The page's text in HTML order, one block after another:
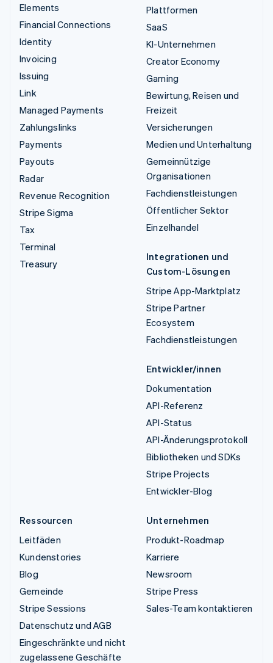
Elements
Financial Connections
Identity
Invoicing
Issuing
Link
Managed Payments
Zahlungslinks
Payments
Payouts
Radar
Revenue Recognition
Stripe Sigma
Tax
Terminal
Treasury
Plattformen
SaaS
KI-Unternehmen
Creator Economy
Gaming
Bewirtung, Reisen und
Freizeit
Versicherungen
Medien und Unterhaltung
Gemeinnützige
Organisationen
Fachdienstleistungen
Öffentlicher Sektor
Einzelhandel
Integrationen und
Custom-Lösungen
Stripe App-Marktplatz
Stripe Partner
Ecosystem
Fachdienstleistungen
Entwickler/innen
Dokumentation
API-Referenz
API-Status
API-Änderungsprotokoll
Bibliotheken und SDKs
Stripe Projects
Entwickler-Blog
Ressourcen
Leitfäden
Kundenstories
Blog
Gemeinde
Stripe Sessions
Datenschutz und AGB
Eingeschränkte und nicht
zugelassene Geschäfte
Unternehmen
Produkt-Roadmap
Karriere
Newsroom
Stripe Press
Sales-Team kontaktieren